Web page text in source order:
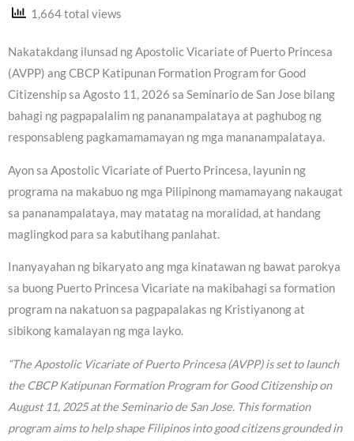
1,664 total views
Nakatakdang ilunsad ng Apostolic Vicariate of Puerto Princesa
(AVPP) ang CBCP Katipunan Formation Program for Good
Citizenship sa Agosto 11, 2026 sa Seminario de San Jose bilang
bahagi ng pagpapalalim ng pananampalataya at paghubog ng
responsableng pagkamamamayan ng mga mananampalataya.
Ayon sa Apostolic Vicariate of Puerto Princesa, layunin ng
programa na makabuo ng mga Pilipinong mamamayang nakaugat
sa pananampalataya, may matatag na moralidad, at handang
maglingkod para sa kabutihang panlahat.
Inanyayahan ng bikaryato ang mga kinatawan ng bawat parokya
sa buong Puerto Princesa Vicariate na makibahagi sa formation
program na nakatuon sa pagpapalakas ng Kristiyanong at
sibikong kamalayan ng mga layko.
“The Apostolic Vicariate of Puerto Princesa (AVPP) is set to launch
the CBCP Katipunan Formation Program for Good Citizenship on
August 11, 2025 at the Seminario de San Jose. This formation
program aims to help shape Filipinos into good citizens grounded in